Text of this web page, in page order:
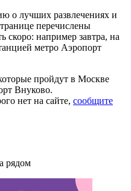
о лучших развлечениях и
перечислены
скоро: например завтра, на
метро Аэропорт
пройдут в Москве
Внуково.
нет на сайте, сообщите
рядом